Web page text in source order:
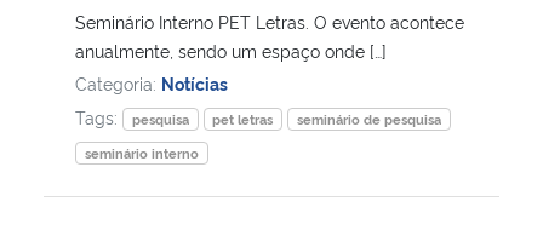
Ministério da Mulher, da Família e dos Direitos Humanos
Secretaria-Geral
Secretaria de Governo
Seminário Interno PET Letras. O evento acontece
anualmente, sendo um espaço onde […]
Categoria: Notícias
Tags:
pesquisa pet letras
seminário de pesquisa
seminário interno